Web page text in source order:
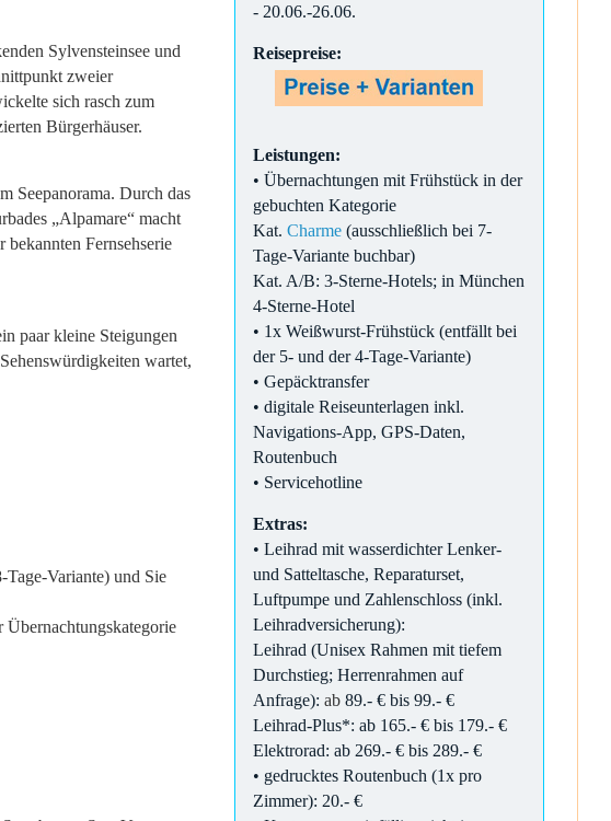
Sylvensteinsee und
zweier
sich rasch zum
Bürgerhäuser.
Seepanorama. Durch das
„Alpamare“ macht
Fernsehserie
paar kleine Steigungen
wartet,
Variante) und Sie
Übernachtungskategorie
- 20.06.-26.06.
Reisepreise:
Leistungen:
• Übernachtungen mit Frühstück in der
gebuchten Kategorie
Kat. Charme(ausschließlich bei 7-
Tage-Variante buchbar)
Kat. A/B: 3-Sterne-Hotels; in München
4-Sterne-Hotel
• 1x Weißwurst-Frühstück (entfällt bei
der 5- und der 4-Tage-Variante)
• Gepäcktransfer
• digitale Reiseunterlagen inkl.
Navigations-App, GPS-Daten,
Routenbuch
• Servicehotline
Extras:
• Leihrad mit wasserdichter Lenker-
und Satteltasche, Reparaturset,
Luftpumpe und Zahlenschloss (inkl.
Leihradversicherung):
Leihrad (Unisex Rahmen mit tiefem
Durchstieg; Herrenrahmen auf
Anfrage): ab89.- € bis 99.- €
Leihrad-Plus*: ab 165.- € bis 179.- €
Elektrorad: ab 269.- € bis 289.- €
• gedrucktes Routenbuch (1x pro
Zimmer): 20.- €